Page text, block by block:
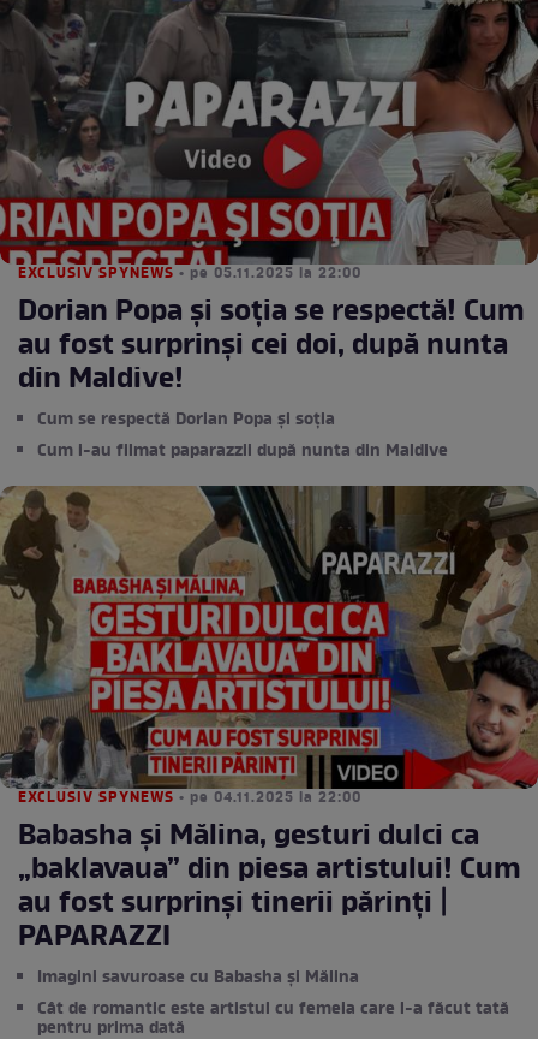
EXCLUSIV SPYNEWS • pe 05.11.2025 la 22:00
Dorian Popa şi soţia se respectă! Cum
au fost surprinşi cei doi, după nunta
din Maldive!
Cum se respectă Dorian Popa și soția
Cum i-au filmat paparazzii după nunta din Maldive
EXCLUSIV SPYNEWS • pe 04.11.2025 la 22:00
Babasha și Mălina, gesturi dulci ca
„baklavaua” din piesa artistului! Cum
au fost surprinși tinerii părinți |
PAPARAZZI
Imagini savuroase cu Babasha și Mălina
Cât de romantic este artistul cu femeia care l-a făcut tată
pentru prima dată